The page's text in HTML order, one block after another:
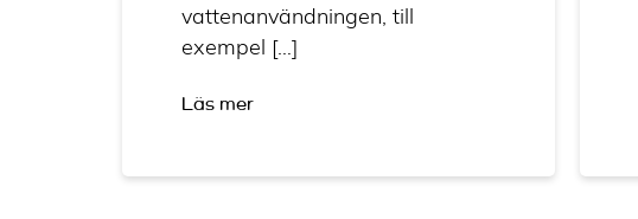
vattenanvändningen, till
exempel […]
Läs mer